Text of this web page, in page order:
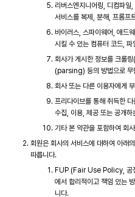
리버스엔지니어링, 디컴파일
서비스를 복제, 분해, 프롬프
바이러스, 스파이웨어, 애드
시킬 수 있는 컴퓨터 코드,
회사가 게시한 정보를 크
(parsing) 등의 방법으로 무
회사 또는 다른 이용자에게
프리다이브를 통해 취득한
수집, 이용, 제공 또는 공개하
기타 본 약관을 포함하여 회
회원은 회사의 서비스에 대하여 아
따릅니다.
FUP (Fair Use Policy, 공
에서 합리적이고 책임 있는
니다.